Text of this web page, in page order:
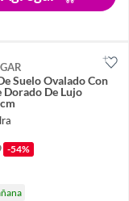
Suelo Ovalado Con
Dorado De Lujo
-54%